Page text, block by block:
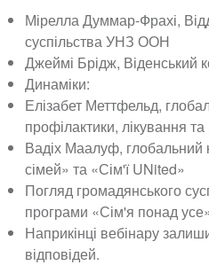
Мірелла Думмар-Фрахі,
суспільства УНЗ ООН
Джеймі Брідж, Віденський
Динаміки:
Елізабет Меттфельд,
профілактики, лікування та
Вадіх Маалуф, глобальний
сімей» та «Сім'ї UNited»
Погляд громадянського
програми «Сім'я понад
Наприкінці вебінару
відповідей.